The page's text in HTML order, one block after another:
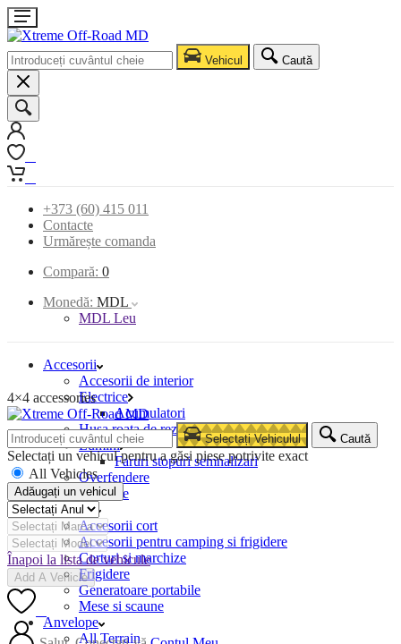
Vehicul Caută
+373 (60) 415 011
Contacte
Urmărește comanda
Compară: 0
Monedă: MDL
MDL Leu
Accesorii
Accesorii de interior
Electrice
Acumulatori
Husa roata de rezerva
Lumini
Faruri stopuri semnalizari
Overfendere
Snorkele
Camping
Accesorii cort
Accesorii pentru camping si frigidere
Corturi si marchize
Frigidere
Generatoare portabile
Mese si scaune
Anvelope
All Terrain
4×4 accessories
Selectați Vehiculul Caută
Selectați un vehicul pentru a găsi piese potrivite exact
All Vehicles
Adăugați un vehicul
Înapoi la lista de vehicule
Add A Vehicle